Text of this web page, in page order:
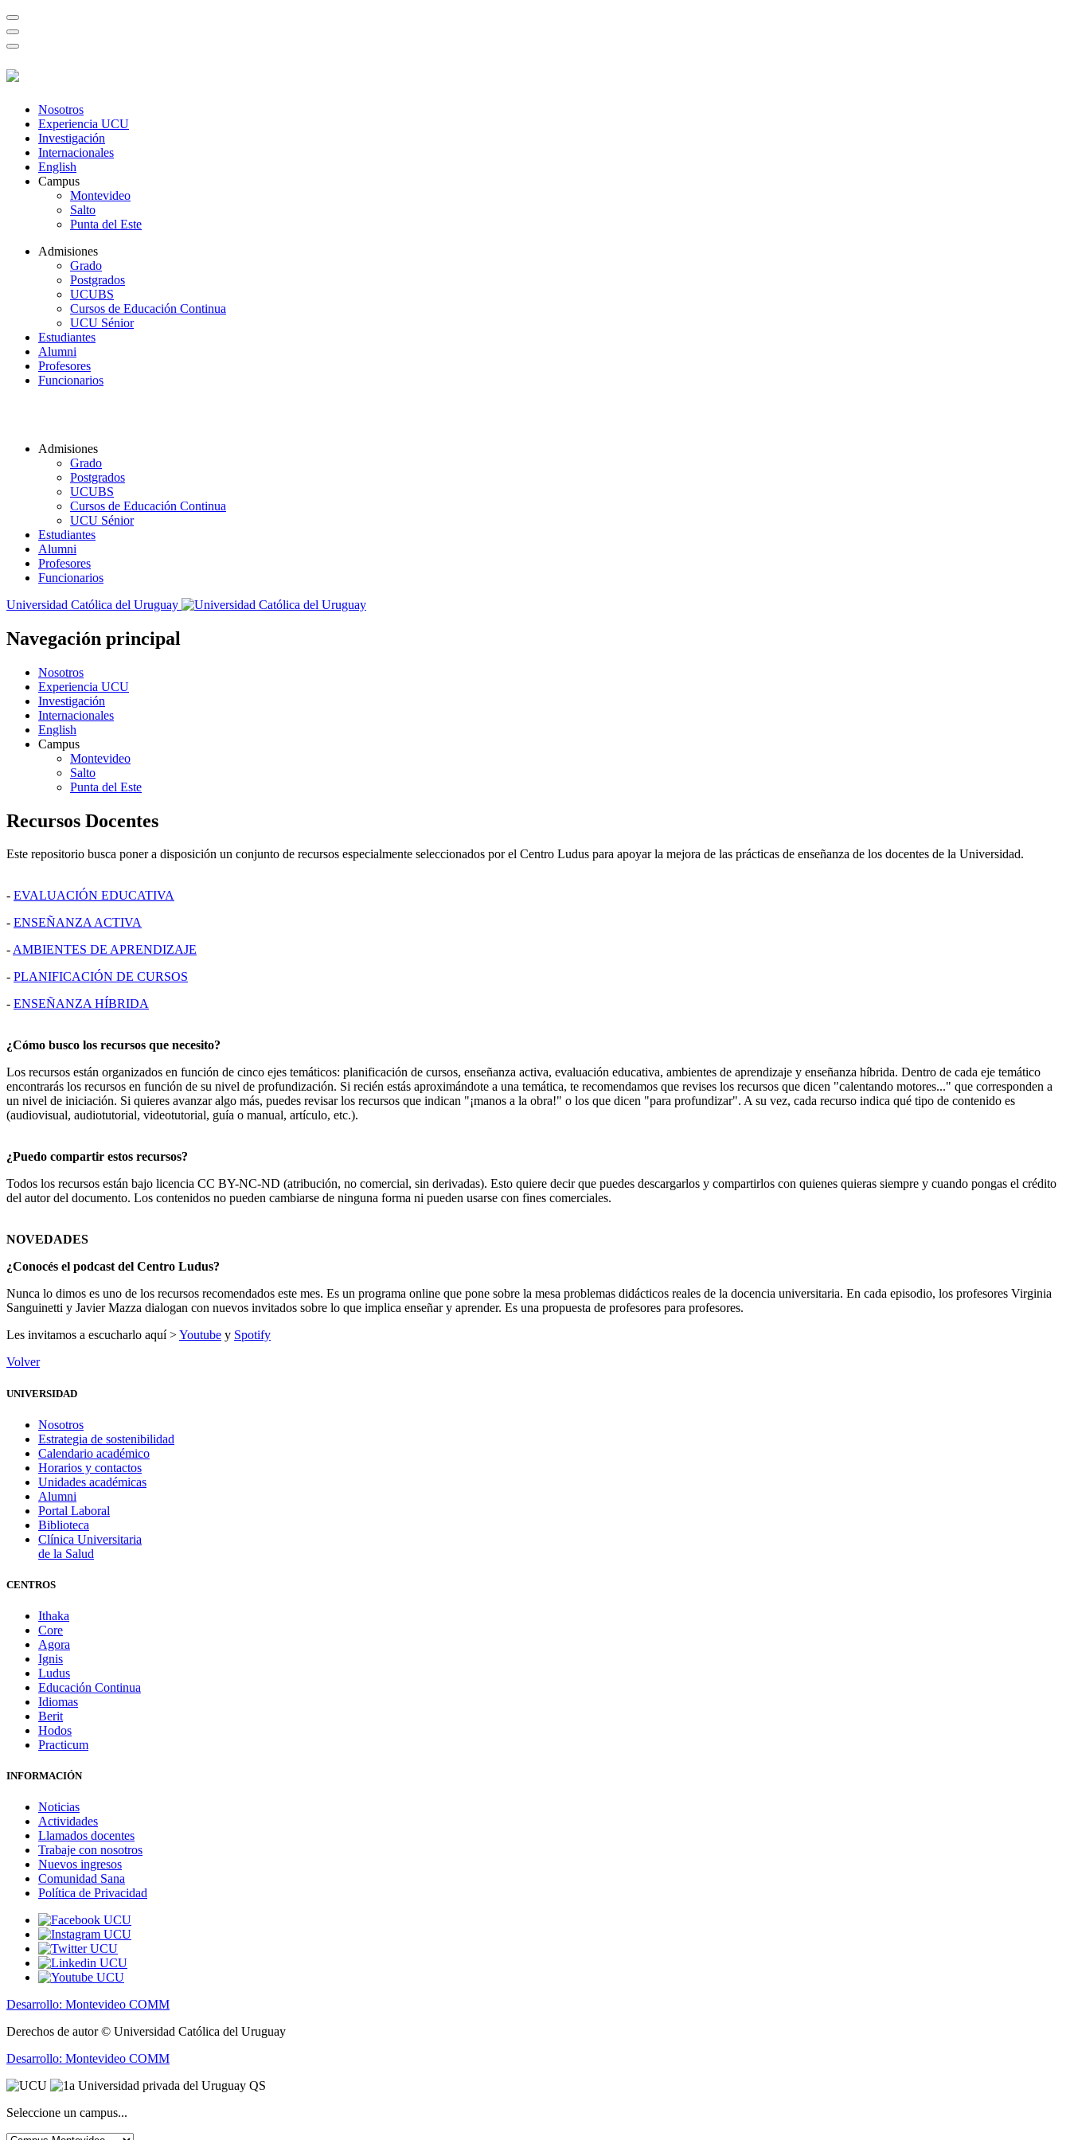
Nosotros
Experiencia UCU
Investigación
Internacionales
English
Campus
Montevideo
Salto
Punta del Este
Admisiones
Grado
Postgrados
UCUBS
Cursos de Educación Continua
UCU Sénior
Estudiantes
Alumni
Profesores
Funcionarios
Admisiones
Grado
Postgrados
UCUBS
Cursos de Educación Continua
UCU Sénior
Estudiantes
Alumni
Profesores
Funcionarios
Universidad Católica del Uruguay
Navegación principal
Nosotros
Experiencia UCU
Investigación
Internacionales
English
Campus
Montevideo
Salto
Punta del Este
Recursos Docentes
Este repositorio busca poner a disposición un conjunto de recursos especialmente seleccionados por el Centro Ludus para apoyar la mejora de las prácticas de enseñanza de los docentes de la Universidad.
- EVALUACIÓN EDUCATIVA
- ENSEÑANZA ACTIVA
-AMBIENTES DE APRENDIZAJE
- PLANIFICACIÓN DE CURSOS
- ENSEÑANZA HÍBRIDA
¿Cómo busco los recursos que necesito?
Los recursos están organizados en función de cinco ejes temáticos: planificación de cursos, enseñanza activa, evaluación educativa, ambientes de aprendizaje y enseñanza híbrida. Dentro de cada eje temático
encontrarás los recursos en función de su nivel de profundización. Si recién estás aproximándote a una temática, te recomendamos que revises los recursos que dicen "calentando motores..." que corresponden a
un nivel de iniciación. Si quieres avanzar algo más, puedes revisar los recursos que indican "¡manos a la obra!" o los que dicen "para profundizar". A su vez, cada recurso indica qué tipo de contenido es
(audiovisual, audiotutorial, videotutorial, guía o manual, artículo, etc.).
¿Puedo compartir estos recursos?
Todos los recursos están bajo licencia CC BY-NC-ND (atribución, no comercial, sin derivadas). Esto quiere decir que puedes descargarlos y compartirlos con quienes quieras siempre y cuando pongas el crédito
del autor del documento. Los contenidos no pueden cambiarse de ninguna forma ni pueden usarse con fines comerciales.
NOVEDADES
¿Conocés el podcast del Centro Ludus?
Nunca lo dimos es uno de los recursos recomendados este mes. Es un programa online que pone sobre la mesa problemas didácticos reales de la docencia universitaria. En cada episodio, los profesores Virginia
Sanguinetti y Javier Mazza dialogan con nuevos invitados sobre lo que implica enseñar y aprender. Es una propuesta de profesores para profesores.
Les invitamos a escucharlo aquí >Youtube y Spotify
Volver
UNIVERSIDAD
Nosotros
Estrategia de sostenibilidad
Calendario académico
Horarios y contactos
Unidades académicas
Alumni
Portal Laboral
Biblioteca
Clínica Universitaria
de la Salud
CENTROS
Ithaka
Core
Agora
Ignis
Ludus
Educación Continua
Idiomas
Berit
Hodos
Practicum
INFORMACIÓN
Noticias
Actividades
Llamados docentes
Trabaje con nosotros
Nuevos ingresos
Comunidad Sana
Política de Privacidad
Desarrollo: Montevideo COMM
Derechos de autor © Universidad Católica del Uruguay
Desarrollo: Montevideo COMM
Seleccione un campus...